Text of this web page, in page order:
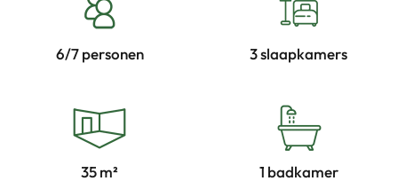
6/7 personen 3 slaapkamers
35 m² 1 badkamer